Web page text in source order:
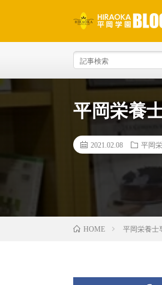
平岡栄養
2021.02.08 平岡
HOME 平岡栄養士